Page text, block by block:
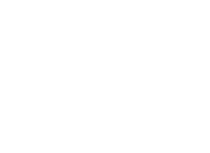
Supera con